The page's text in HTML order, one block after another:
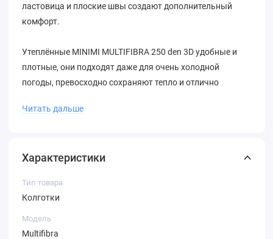
ластовица и плоские швы создают дополнительный
комфорт.
Утеплённые MINIMI MULTIFIBRA 250 den 3D удобные и
плотные, они подходят даже для очень холодной
погоды, превосходно сохраняют тепло и отлично
подарок на любой праздник.
Читать дальше
Характеристики
Тип товара
Колготки
Модель
Multifibra